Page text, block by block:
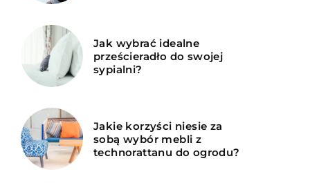
Jak wybrać idealne
prześcieradło do swojej
sypialni?
Jakie korzyści niesie za
sobą wybór mebli z
technorattanu do ogrodu?